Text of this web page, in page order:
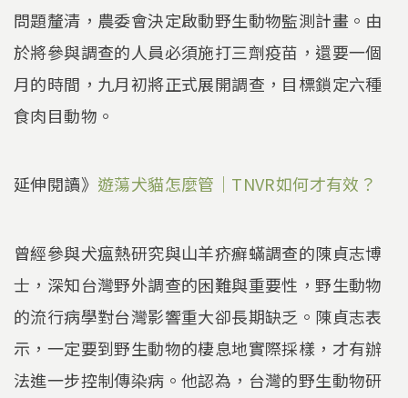
問題釐清，農委會決定啟動野生動物監測計畫。由
於將參與調查的人員必須施打三劑疫苗，還要一個
月的時間，九月初將正式展開調查，目標鎖定六種
食肉目動物。
延伸閱讀》 遊蕩犬貓怎麼管｜TNVR如何才有效？
曾經參與犬瘟熱研究與山羊疥癬蟎調查的陳貞志博
士，深知台灣野外調查的困難與重要性，野生動物
的流行病學對台灣影響重大卻長期缺乏。陳貞志表
示，一定要到野生動物的棲息地實際採樣，才有辦
法進一步控制傳染病。他認為，台灣的野生動物研